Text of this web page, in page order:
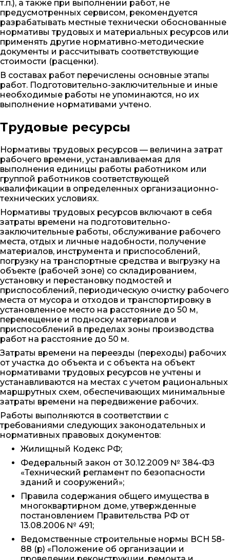
т.п.), а также при выполнении работ, не
предусмотренных сервисом, рекомендуется
разрабатывать местные технически обоснованные
нормативы трудовых и материальных ресурсов или
применять другие нормативно-методические
документы и рассчитывать соответствующие
стоимости (расценки).
В составах работ перечислены основные этапы
работ. Подготовительно-заключительные и иные
необходимые работы не упоминаются, но их
выполнение нормативами учтено.
Трудовые ресурсы
Нормативы трудовых ресурсов — величина затрат
рабочего времени, устанавливаемая для
выполнения единицы работы работником или
группой работников соответствующей
квалификации в определенных организационно-
технических условиях.
Нормативы трудовых ресурсов включают в себя
затраты времени на подготовительно-
заключительные работы, обслуживание рабочего
места, отдых и личные надобности, получение
материалов, инструмента и приспособлений,
погрузку на транспортные средства и выгрузку на
объекте (рабочей зоне) со складированием,
установку и перестановку подмостей и
приспособлений, периодическую очистку рабочего
места от мусора и отходов и транспортировку в
установленное место на расстояние до 50 м,
перемещение и подноску материалов и
приспособлений в пределах зоны производства
работ на расстояние до 50 м.
Затраты времени на переезды (переходы) рабочих
от участка до объекта и с объекта на объект
нормативами трудовых ресурсов не учтены и
устанавливаются на местах с учетом рациональных
маршрутных схем, обеспечивающих минимальные
затраты времени на передвижение рабочих.
Работы выполняются в соответствии с
требованиями следующих законодательных и
нормативных правовых документов:
Жилищный Кодекс РФ;
Федеральный закон от 30.12.2009 № 384-ФЗ
«Технический регламент по безопасности
зданий и сооружений»;
Правила содержания общего имущества в
многоквартирном доме, утвержденные
постановлением Правительства РФ от
13.08.2006 № 491;
Ведомственные строительные нормы ВСН 58-
88 (р) «Положение об организации и